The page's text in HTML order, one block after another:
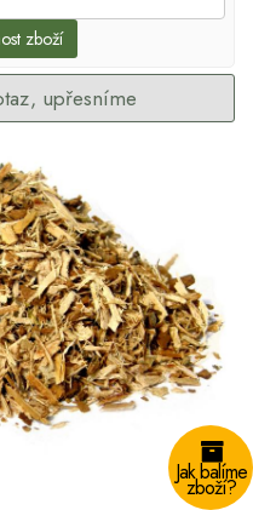
zboží
upřesníme
Jak balíme
zboží?